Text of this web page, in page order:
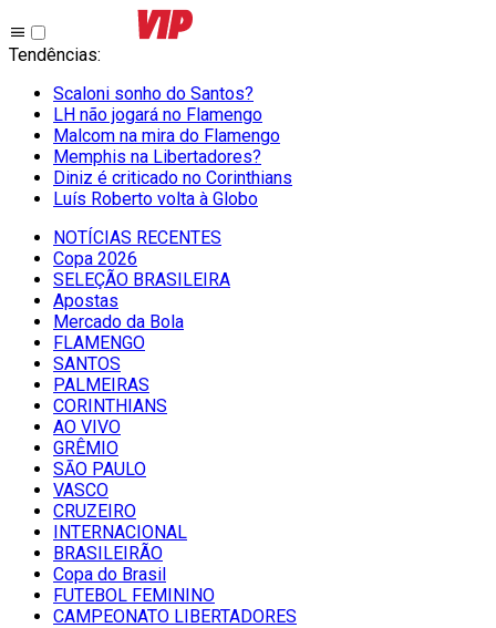
Tendências:
Scaloni sonho do Santos?
LH não jogará no Flamengo
Malcom na mira do Flamengo
Memphis na Libertadores?
Diniz é criticado no Corinthians
Luís Roberto volta à Globo
NOTÍCIAS RECENTES
Copa 2026
SELEÇÃO BRASILEIRA
Apostas
Mercado da Bola
FLAMENGO
SANTOS
PALMEIRAS
CORINTHIANS
AO VIVO
GRÊMIO
SĀO PAULO
VASCO
CRUZEIRO
INTERNACIONAL
BRASILEIRÃO
Copa do Brasil
FUTEBOL FEMININO
CAMPEONATO LIBERTADORES